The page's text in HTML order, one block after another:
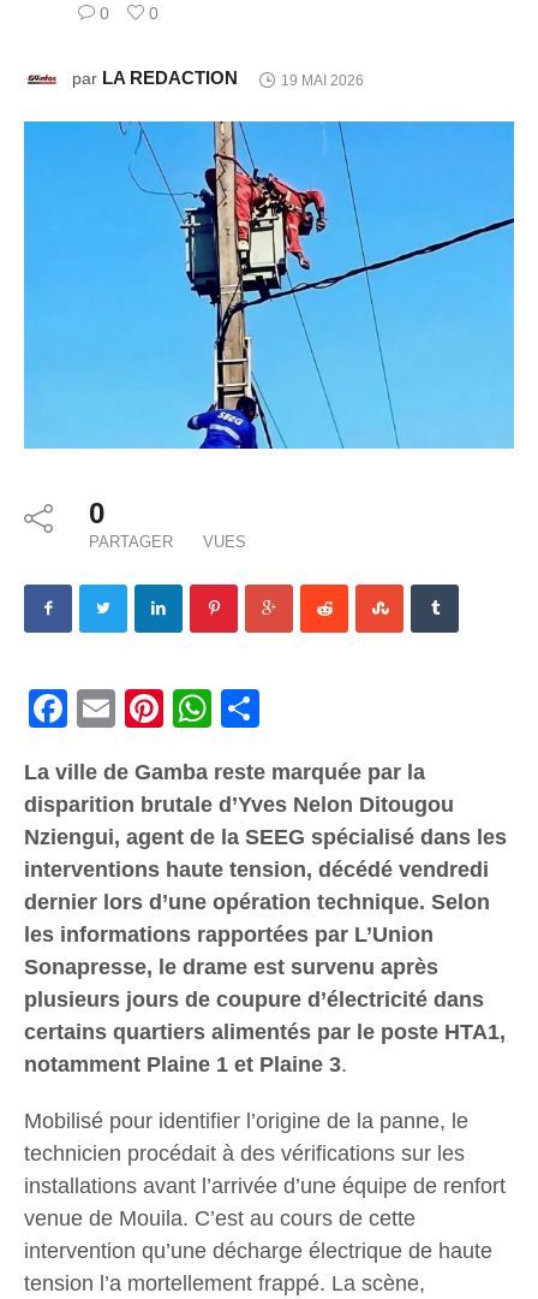
0 0
par LA REDACTION 19 MAI 2026
0
PARTAGER VUES
Facebook
Email PinterestWhatsApp
La ville de Gamba reste marquée par la
disparition brutale d’Yves Nelon Ditougou
Nziengui, agent de la SEEG spécialisé dans les
interventions haute tension, décédé vendredi
dernier lors d’une opération technique. Selon
les informations rapportées par L’Union
Sonapresse, le drame est survenu après
plusieurs jours de coupure d’électricité dans
certains quartiers alimentés par le poste HTA1,
notamment Plaine 1 et Plaine 3.
Mobilisé pour identifier l’origine de la panne, le
technicien procédait à des vérifications sur les
installations avant l’arrivée d’une équipe de renfort
venue de Mouila. C’est au cours de cette
intervention qu’une décharge électrique de haute
tension l’a mortellement frappé. La scène,